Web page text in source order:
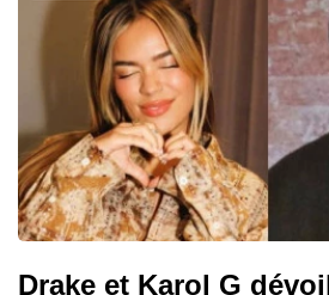
Drake et Karol G